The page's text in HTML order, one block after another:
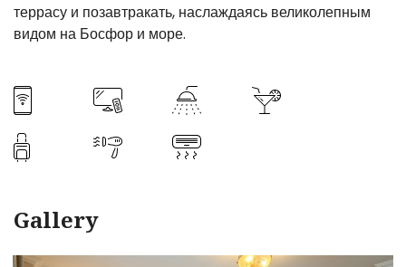
террасу и позавтракать, наслаждаясь великолепным
видом на Босфор и море.
Gallery